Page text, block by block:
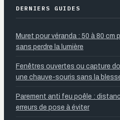
DERNIERS GUIDES
Muret pour véranda : 50 à 80
sans perdre la lumière
Fenêtres ouvertes ou capture
une chauve-souris sans la
Parement anti feu poêle :
erreurs de pose à éviter